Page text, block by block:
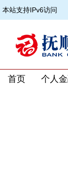
本站支持IPv6访问
首页 个人